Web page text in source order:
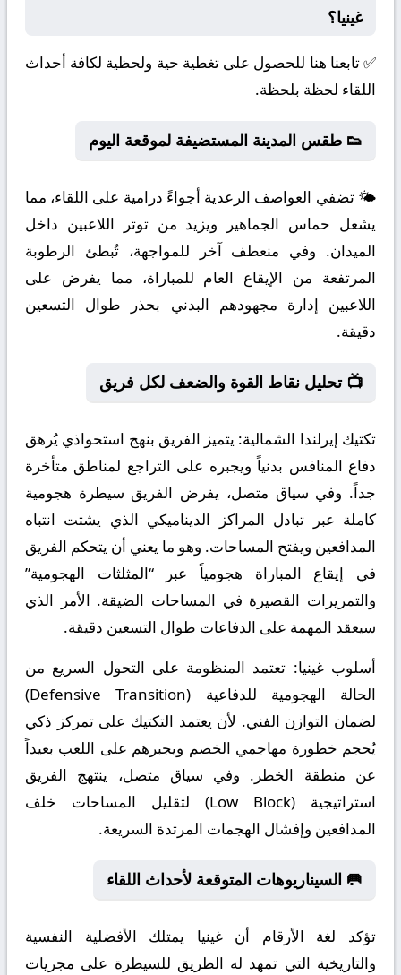
غينيا؟
✅ تابعنا هنا للحصول على تغطية حية ولحظية لكافة أحداث
اللقاء لحظة بلحظة.
👟 طقس المدينة المستضيفة لموقعة اليوم
🌤️ تضفي العواصف الرعدية أجواءً درامية على اللقاء، مما
يشعل حماس الجماهير ويزيد من توتر اللاعبين داخل
الميدان. وفي منعطف آخر للمواجهة، تُبطئ الرطوبة
المرتفعة من الإيقاع العام للمباراة، مما يفرض على
اللاعبين إدارة مجهودهم البدني بحذر طوال التسعين
دقيقة.
📺 تحليل نقاط القوة والضعف لكل فريق
تكتيك إيرلندا الشمالية: يتميز الفريق بنهج استحواذي يُرهق
دفاع المنافس بدنياً ويجبره على التراجع لمناطق متأخرة
جداً. وفي سياق متصل، يفرض الفريق سيطرة هجومية
كاملة عبر تبادل المراكز الديناميكي الذي يشتت انتباه
المدافعين ويفتح المساحات. وهو ما يعني أن يتحكم الفريق
في إيقاع المباراة هجومياً عبر “المثلثات الهجومية”
والتمريرات القصيرة في المساحات الضيقة. الأمر الذي
سيعقد المهمة على الدفاعات طوال التسعين دقيقة.
أسلوب غينيا: تعتمد المنظومة على التحول السريع من
الحالة الهجومية للدفاعية (Defensive Transition)
لضمان التوازن الفني. لأن يعتمد التكتيك على تمركز ذكي
يُحجم خطورة مهاجمي الخصم ويجبرهم على اللعب بعيداً
عن منطقة الخطر. وفي سياق متصل، ينتهج الفريق
استراتيجية (Low Block) لتقليل المساحات خلف
المدافعين وإفشال الهجمات المرتدة السريعة.
🥅 السيناريوهات المتوقعة لأحداث اللقاء
تؤكد لغة الأرقام أن غينيا يمتلك الأفضلية النفسية
والتاريخية التي تمهد له الطريق للسيطرة على مجريات